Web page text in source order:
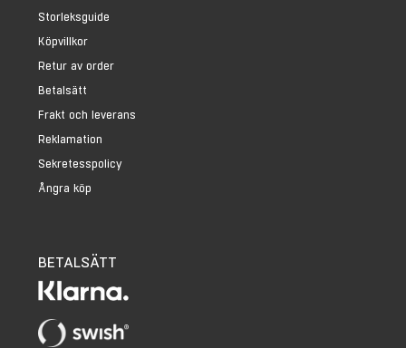
Storleksguide
Köpvillkor
Retur av order
Betalsätt
Frakt och leverans
Reklamation
Sekretesspolicy
Ångra köp
BETALSÄTT